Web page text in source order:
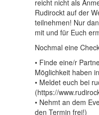
reicht nicht als
Rudirockt auf der
teilnehmen! Nur
mit und für Euch
Nochmal eine
• Finde eine/r
Möglichkeit haben
• Meldet euch bei
(https://
• Nehmt an dem
den Termin frei!)